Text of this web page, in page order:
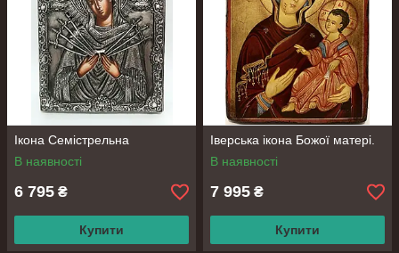
Характерные особенности наших
икон
Качество
Все иконы ручной работы из
натуральных материалов,
выполненные в молитве с любовью.
Ікона Семістрельна
В наявності
6 795 ₴
Купити
Іверська ікона Божої матері.
В наявності
7 995 ₴
Купити